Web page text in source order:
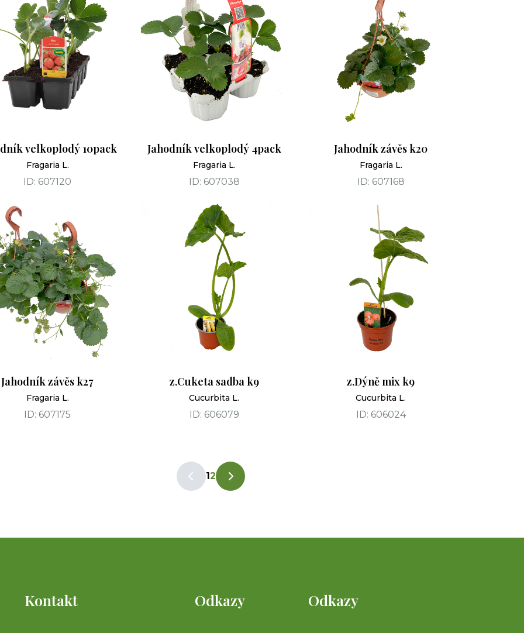
velkoplodý 10pack
Fragaria L.
ID: 607120
Jahodník velkoplodý 4pack
Fragaria L.
ID: 607038
Jahodník závěs k20
Fragaria L.
ID: 607168
Jahodník závěs k27
Fragaria L.
ID: 607175
z.Cuketa sadba k9
Cucurbita L.
ID: 606079
z.Dýně mix k9
Cucurbita L.
ID: 606024
1 2
Kontakt Odkazy Odkazy